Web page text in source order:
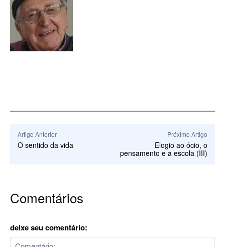
Artigo Anterior
O sentido da vida
Próximo Artigo
Elogio ao ócio, o
pensamento e a escola (III)
Comentários
deixe seu comentário: